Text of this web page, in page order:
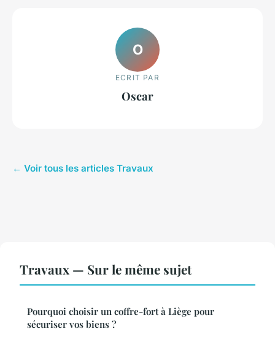
O
ECRIT PAR
Oscar
← Voir tous les articles Travaux
Travaux — Sur le même sujet
Pourquoi choisir un coffre-fort à Liège pour
sécuriser vos biens ?